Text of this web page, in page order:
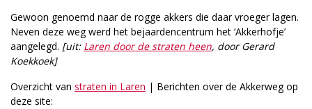
Gewoon genoemd naar de rogge akkers die daar vroeger lagen.
Neven deze weg werd het bejaardencentrum het ‘Akkerhofje’
aangelegd. [uit: Laren door de straten heen, door Gerard
Koekkoek]
Overzicht van straten in Laren | Berichten over de Akkerweg op
deze site: